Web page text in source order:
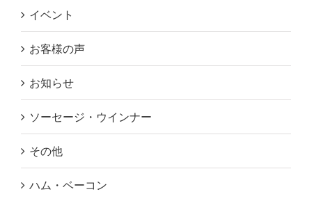
イベント
お客様の声
お知らせ
ソーセージ・ウインナー
その他
ハム・ベーコン